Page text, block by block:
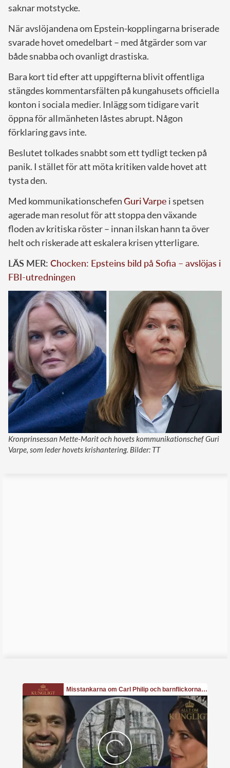
saknar motstycke.
När avslöjandena om Epstein-kopplingarna briserade
svarade hovet omedelbart – med åtgärder som var
både snabba och ovanligt drastiska.
Bara kort tid efter att uppgifterna blivit offentliga
stängdes kommentarsfälten på kungahusets officiella
konton i sociala medier. Inlägg som tidigare varit
öppna för allmänheten låstes abrupt. Någon
förklaring gavs inte.
Beslutet tolkades snabbt som ett tydligt tecken på
panik. I stället för att möta kritiken valde hovet att
tysta den.
Med kommunikationschefenGuri Varpe i spetsen
agerade man resolut för att stoppa den växande
floden av kritiska röster – innan ilskan hann ta över
helt och riskerade att eskalera krisen ytterligare.
LÄS MER: Chocken: Epsteins bild på Sofia – avslöjas i
FBI-utredningen
Kronprinsessan Mette-Marit och hovets kommunikationschef Guri
Varpe, som leder hovets krishantering. Bilder: TT